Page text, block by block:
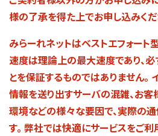
ト
プ
ラ
ン
変
更
様の了承を得た上でお申し込みくだ
みらーれネットはベストエフォート
速度は理論上の最大速度であり、
とを保証するものではありません。
情報を送り出すサーバの混雑、お
環境などの様々な要因で、実際の
す。 弊社では快適にサービスをご